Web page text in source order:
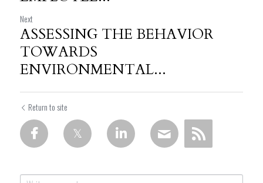
Next
ASSESSING THE BEHAVIOR
TOWARDS
ENVIRONMENTAL...
Return to site